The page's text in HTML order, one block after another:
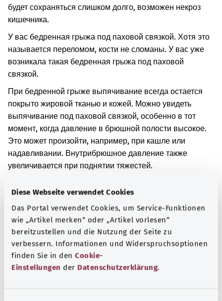
Diese Webseite verwendet Cookies
Das Portal verwendet Cookies, um Service-Funktionen
wie „Artikel merken“ oder „Artikel vorlesen“
bereitzustellen und die Nutzung der Seite zu
verbessern. Informationen und Widerspruchsoptionen
finden Sie in den Cookie-
Einstellungen der Datenschutzerklärung.
будет сохраняться слишком долго, возможен некроз
кишечника.
У вас бедренная грыжа под паховой связкой. Хотя это
называется переломом, кости не сломаны. У вас уже
возникала такая бедренная грыжа под паховой
связкой.
При бедренной грыже выпячивание всегда остается
покрыто жировой тканью и кожей. Можно увидеть
выпячивание под паховой связкой, особенно в тот
момент, когда давление в брюшной полости высокое.
Это может произойти, например, при кашле или
надавливании. Внутрибрюшное давление также
увеличивается при поднятии тяжестей.
Дополнительные обозначения
Указание
Источник
Предоставлено некоммерческой организацией Was